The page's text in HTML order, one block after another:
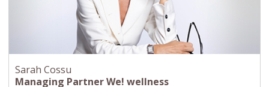
Sarah Cossu
Managing Partner We! wellness